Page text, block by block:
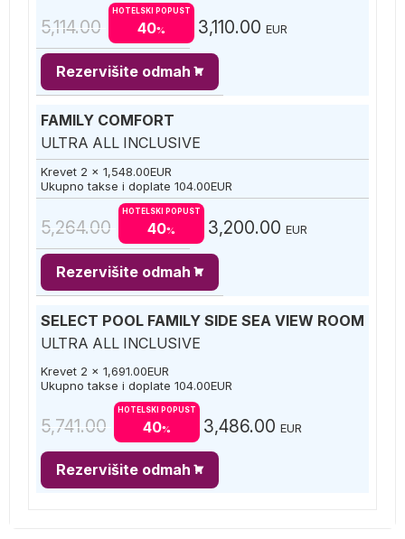
5,114.00
HOTELSKI POPUST
40% 3,110.00 EUR
Rezervišite odmah
FAMILY COMFORT
ULTRA ALL INCLUSIVE
Krevet 2 x 1,548.00EUR
Ukupno takse i doplate 104.00EUR
5,264.00
HOTELSKI POPUST
40% 3,200.00 EUR
Rezervišite odmah
SELECT POOL FAMILY SIDE SEA VIEW ROOM
ULTRA ALL INCLUSIVE
Krevet 2 x 1,691.00EUR
Ukupno takse i doplate 104.00EUR
5,741.00
HOTELSKI POPUST
40% 3,486.00 EUR
Rezervišite odmah